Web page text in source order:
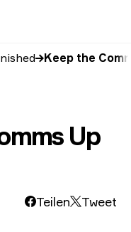
Keep the
Up
Teilen Tweet